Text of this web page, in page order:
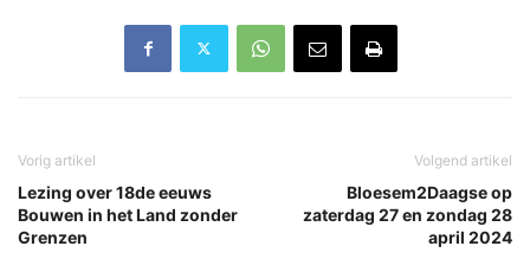
Vorig artikel
Lezing over 18de eeuws
Bouwen in het Land zonder
Grenzen
Volgend artikel
Bloesem2Daagse op
zaterdag 27 en zondag 28
april 2024